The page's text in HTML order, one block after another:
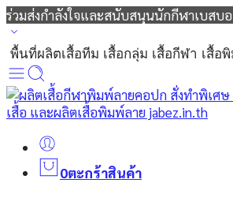
ร่วมส่งกำลังใจและสนับสนุนนักกีฬาเบสบ
พื้นที่ผลิตเสื้อทีม เสื้อกลุ่ม เสื้อกีฬา เสื้อ
0ตะกร้าสินค้า